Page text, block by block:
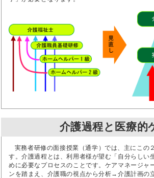
介護過程と医療的
実務者研修の面接授業（通学）では、主にこの
す。介護過程とは、利用者様が望む「自分らしい
めに必要なプロセスのことです。ケアマネージャ
ンを踏まえ、介護職の視点から分析→介護計画